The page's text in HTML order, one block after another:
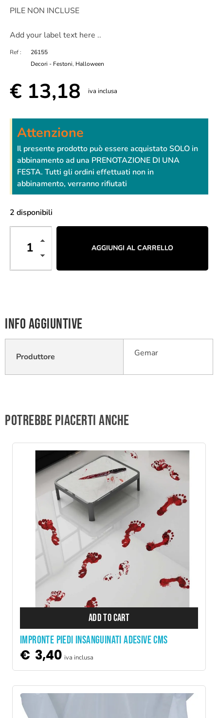
PILE NON INCLUSE
Add your label text here ..
Ref :
26155
Decori - Festoni, Halloween
€ 13,18 iva inclusa
Attenzione
Il presente prodotto può essere acquistato SOLO in
abbinamento ad una PRENOTAZIONE DI UNA
FESTA. Tutti gli ordini effettuati non in
abbinamento, verranno rifiutati
2 disponibili
AGGIUNGI AL CARRELLO
Info aggiuntive
Produttore Gemar
Potrebbe piacerti anche
ADD TO CART
IMPRONTE PIEDI INSANGUINATI ADESIVE CMS
€ 3,40 iva inclusa